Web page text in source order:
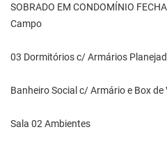
SOBRADO EM CONDOMÍNIO
Campo
03 Dormitórios c/ Armários
Banheiro Social c/ Armário e Box de
Sala 02 Ambientes